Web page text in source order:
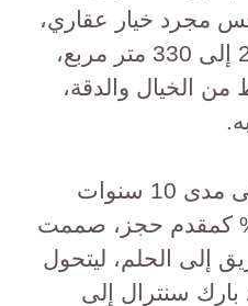
ليس مجرد خيار عقاري،
وبمساحات تبدأ من 212 إلى 330 متر مربع،
الخيال والدقة،
مع سهولة التقسيط على مدى 10 سنوات
دفع تبدأ من 5% كمقدم حجز، صممت
إلى الحلم، ليتحول
بارك سنترال إلى